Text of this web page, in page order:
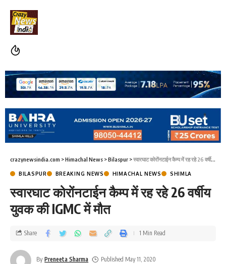
crazynewsindia.com >Himachal News >Bilaspur >स्वारघाट कोरोंनटाईन कैम्प में रह रहे 26 वर्षीय युवक की IGMC में मौत
BILASPUR BREAKING NEWS HIMACHAL NEWS SHIMLA
स्वारघाट कोरोंनटाईन कैम्प में रह रहे 26 वर्षीय
युवक की IGMC में मौत
By Preneeta Sharma Published May 11, 2020
Share 1 Min Read